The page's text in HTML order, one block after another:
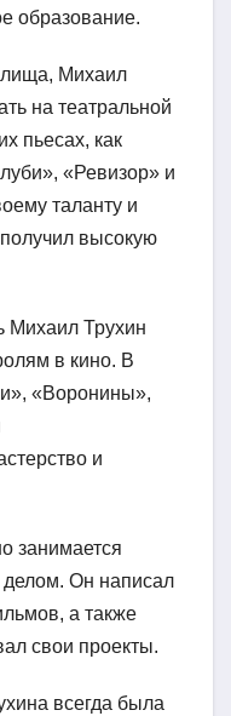
образование.
Михаил
на театральной
пьесах, как
«Ревизор» и
таланту и
высокую
Михаил Трухин
в кино. В
«Воронины»,
и
занимается
Он написал
а также
свои проекты.
всегда была